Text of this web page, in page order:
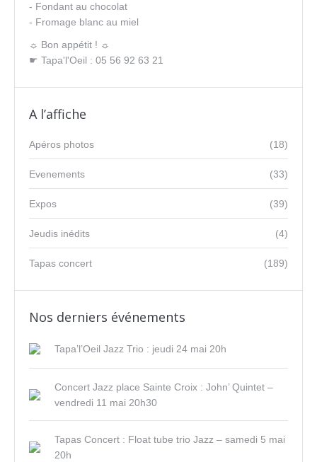
- Fondant au chocolat
- Fromage blanc au miel
☼ Bon appétit ! ☼
☛ Tapa'l'Oeil : 05 56 92 63 21
A l’affiche
(18)
Apéros photos
(33)
Evenements
(39)
Expos
(4)
Jeudis inédits
(189)
Tapas concert
Nos derniers événements
Tapa’l’Oeil Jazz Trio : jeudi 24 mai 20h
Concert Jazz place Sainte Croix : John’ Quintet –
vendredi 11 mai 20h30
Tapas Concert : Float tube trio Jazz – samedi 5 mai
20h